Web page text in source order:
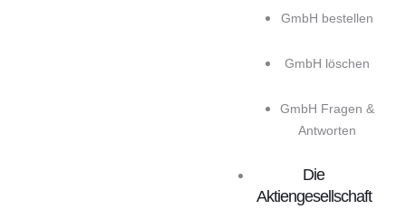
GmbH bestellen
GmbH löschen
GmbH Fragen &
Antworten
Die
Aktiengesellschaft